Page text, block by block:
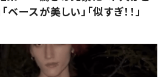
ベースが美しい」「似すぎ！！」